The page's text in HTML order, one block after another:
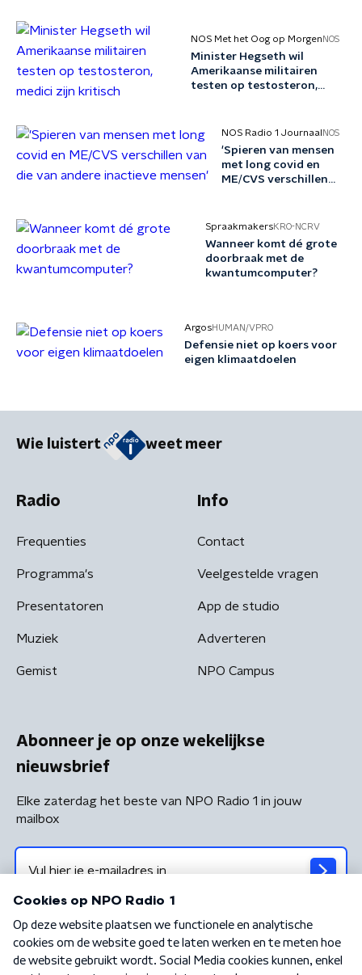
NOS Met het Oog op Morgen NOS
Minister Hegseth wil
Amerikaanse militairen
testen op testosteron,
NOS Radio 1 Journaal NOS
'Spieren van mensen
met long covid en
ME/CVS verschillen
SpraakmakersKRO-NCRV
Wanneer komt dé grote
doorbraak met de
kwantumcomputer?
ArgosHUMAN/VPRO
Defensie niet op koers voor
eigen klimaatdoelen
Wie luistert weet meer
Radio
Frequenties
Programma's
Presentatoren
Muziek
Gemist
Info
Contact
Veelgestelde vragen
App de studio
Adverteren
NPO Campus
Abonneer je op onze wekelijkse
nieuwsbrief
Elke zaterdag het beste van NPO Radio 1 in jouw
mailbox
Algemene voorwaarden